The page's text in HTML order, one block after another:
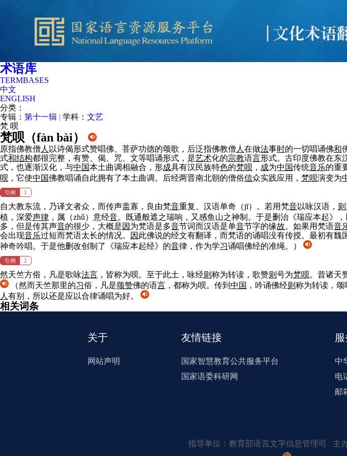
术语库
TERMBASES
中文
ENGLISH
分类：
专辑： 第十一辑 | 学科： 文艺
梵 呗
梵呗（fàn bài）
原指佛教僧 人 以诗偈形式赞唱佛、菩萨功德的颂歌，后泛指佛教僧 人 在做法事时的一切唱诵佛和
式和结构都很完整，有赞、偈、咒、文等唱诵形式，是艺术化的宗教语言形式。古印度佛教在东
式，也逐渐汉化，与中国本土曲调相融合，形成具有汉民族特色的梵呗 ， 成为中国传统音乐的重
呗 ，它使中国佛教唱诵自此拥有了本土曲调。后经两晋南北朝的僧俗信众实践应用， 梵呗演变为
引例 1
自大教东流，乃译文者众，而传声盖寡，良由梵音重复、汉语单奇（jī）。若用梵音以咏汉语， 则
植，深爱声律 ，属（zhǔ）意经音。既通般遮之瑞响，又感鱼山之神制。于是删治《瑞应本起》，
多，但是传其声音的很少，大概是因 为梵语是多音节词而汉语是单音节字的缘故。如果用梵语音
会出现音乐过短而梵语太长的情况。 因 此佛说的经文有翻译，而梵语的诵唱没有传授。最初有魏
神奇吟唱。于是他删改创制了《瑞应本起经》的音律，作为学习诵唱佛经的准绳。）
引例 2
然天竺方俗，凡是歌咏法言 ，皆称为呗。至于此土，咏经则 称为转读，歌赞则 号为梵呗。昔诸天
（然而天竺那里的习俗，凡是颂赞佛的语言 ，都称为呗。传到 中国 ，吟诵佛经则 称为转读，颂
人 有别，所以还是应以合律诵唱为好。
相关词条
关于
网站声明
友情链接
国家智慧教育公共服务平台
国家语委科研网
中
电
邮
指导单位：教育部语言文字信息管理司 主